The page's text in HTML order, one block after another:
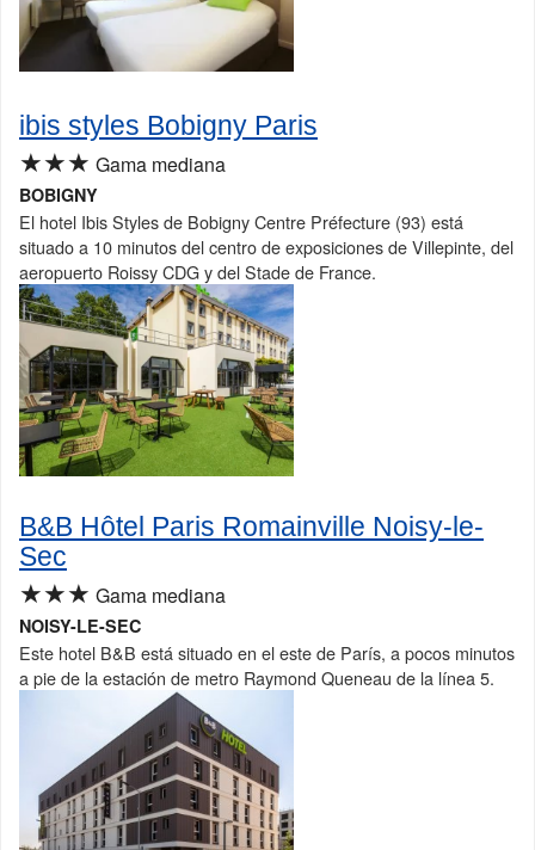
ibis styles Bobigny Paris
★★★ Gama mediana
BOBIGNY
El hotel Ibis Styles de Bobigny Centre Préfecture (93) está
situado a 10 minutos del centro de exposiciones de Villepinte, del
aeropuerto Roissy CDG y del Stade de France.
B&B Hôtel Paris Romainville Noisy-le-
Sec
★★★ Gama mediana
NOISY-LE-SEC
Este hotel B&B está situado en el este de París, a pocos minutos
a pie de la estación de metro Raymond Queneau de la línea 5.